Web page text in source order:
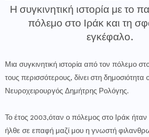
Η συγκινητική ιστορία με το
πόλεμο στο Ιράκ και τη
εγκέφαλο.
Μια συγκινητική ιστορία από τον πόλεμο
τους περισσότερους, δίνει στη δημοσιότητα
Νευροχειρουργός Δημήτρης Ρολόγης.
Το έτος 2003,όταν ο πόλεμος στο Ιράκ
ήλθε σε επαφή μαζί μου η γνωστή